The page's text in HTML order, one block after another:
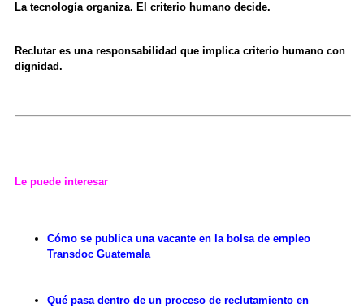
La tecnología organiza. El criterio humano decide.
Reclutar es una responsabilidad que implica criterio humano con
dignidad.
Le puede interesar
Cómo se publica una vacante en la bolsa de empleo
Transdoc Guatemala
Qué pasa dentro de un proceso de reclutamiento en